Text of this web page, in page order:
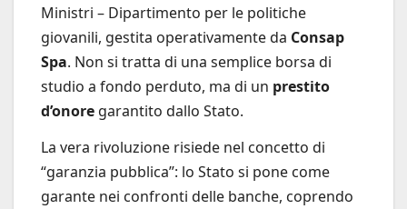
Ministri – Dipartimento per le politiche
giovanili, gestita operativamente da Consap
Spa. Non si tratta di una semplice borsa di
studio a fondo perduto, ma di un prestito
d’onore garantito dallo Stato.
La vera rivoluzione risiede nel concetto di
“garanzia pubblica”: lo Stato si pone come
garante nei confronti delle banche, coprendo